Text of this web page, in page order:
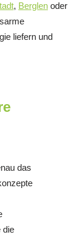
, Berglen oder
liefern und
das
die